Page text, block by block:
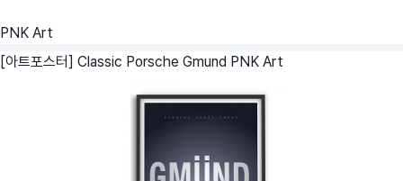
PNK Art
[아트포스터] Classic Porsche Gmund PNK Art